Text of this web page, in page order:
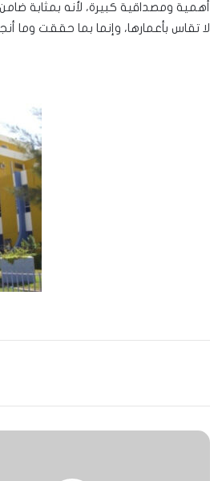
أهمية ومصداقية كبيرة، لأنه بمثابة
لا تقاس بأعمارها، وإنما بما حققت وما